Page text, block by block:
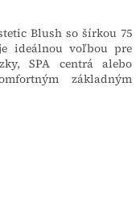
Blush so šírkou 75
ideálnou voľbou pre
SPA centrá alebo
základným